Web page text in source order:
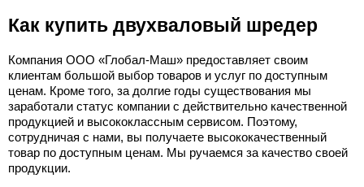
Как купить двухваловый шредер
Компания ООО «Глобал-Маш» предоставляет своим
клиентам большой выбор товаров и услуг по доступным
ценам. Кроме того, за долгие годы существования мы
заработали статус компании с действительно качественной
продукцией и высококлассным сервисом. Поэтому,
сотрудничая с нами, вы получаете высококачественный
товар по доступным ценам. Мы ручаемся за качество своей
продукции.